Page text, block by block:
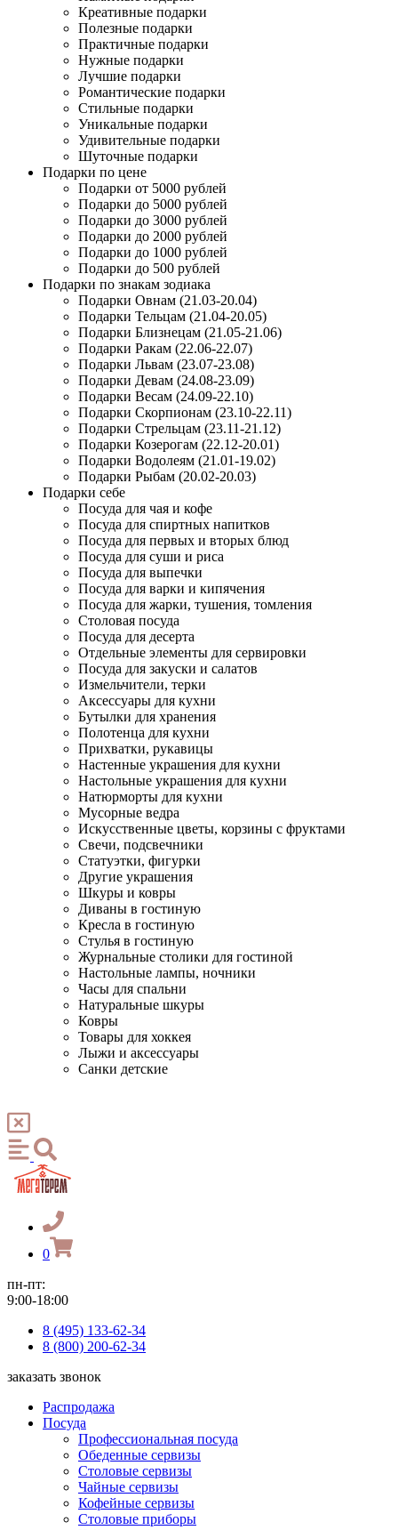
Креативные подарки
Полезные подарки
Практичные подарки
Нужные подарки
Лучшие подарки
Романтические подарки
Стильные подарки
Уникальные подарки
Удивительные подарки
Шуточные подарки
Подарки по цене
Подарки от 5000 рублей
Подарки до 5000 рублей
Подарки до 3000 рублей
Подарки до 2000 рублей
Подарки до 1000 рублей
Подарки до 500 рублей
Подарки по знакам зодиака
Подарки Овнам (21.03-20.04)
Подарки Тельцам (21.04-20.05)
Подарки Близнецам (21.05-21.06)
Подарки Ракам (22.06-22.07)
Подарки Львам (23.07-23.08)
Подарки Девам (24.08-23.09)
Подарки Весам (24.09-22.10)
Подарки Скорпионам (23.10-22.11)
Подарки Стрельцам (23.11-21.12)
Подарки Козерогам (22.12-20.01)
Подарки Водолеям (21.01-19.02)
Подарки Рыбам (20.02-20.03)
Подарки себе
Посуда для чая и кофе
Посуда для спиртных напитков
Посуда для первых и вторых блюд
Посуда для суши и риса
Посуда для выпечки
Посуда для варки и кипячения
Посуда для жарки, тушения, томления
Столовая посуда
Посуда для десерта
Отдельные элементы для сервировки
Посуда для закуски и салатов
Измельчители, терки
Аксессуары для кухни
Бутылки для хранения
Полотенца для кухни
Прихватки, рукавицы
Настенные украшения для кухни
Настольные украшения для кухни
Натюрморты для кухни
Мусорные ведра
Искусственные цветы, корзины с фруктами
Свечи, подсвечники
Статуэтки, фигурки
Другие украшения
Шкуры и ковры
Диваны в гостиную
Кресла в гостиную
Стулья в гостиную
Журнальные столики для гостиной
Настольные лампы, ночники
Часы для спальни
Натуральные шкуры
Ковры
Товары для хоккея
Лыжи и аксессуары
Санки детские
0
пн-пт:
9:00-18:00
8 (495) 133-62-34
8 (800) 200-62-34
заказать звонок
Распродажа
Посуда
Профессиональная посуда
Обеденные сервизы
Столовые сервизы
Чайные сервизы
Кофейные сервизы
Столовые приборы